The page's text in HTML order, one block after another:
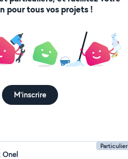
pour tous vos projets !
M'inscrire
Particulier
Onel